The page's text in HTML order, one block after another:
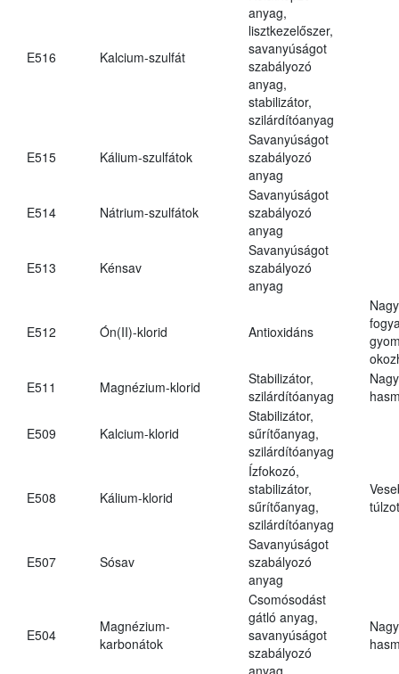
E516 Kalcium-szulfát
anyag,
lisztkezelőszer,
savanyúságot
szabályozó
anyag,
stabilizátor,
szilárdítóanyag
E515 Kálium-szulfátok
Savanyúságot
szabályozó
anyag
E514 Nátrium-szulfátok
Savanyúságot
szabályozó
anyag
E513 Kénsav
Savanyúságot
szabályozó
anyag
E512 Ón(II)-klorid Antioxidáns
E511
Magnézium-klorid
Stabilizátor,
szilárdítóanyag
E509 Kalcium-klorid
Stabilizátor,
sűrítőanyag,
szilárdítóanyag
E508 Kálium-klorid
Ízfokozó,
stabilizátor,
sűrítőanyag,
szilárdítóanyag
E507 Sósav
Savanyúságot
szabályozó
anyag
E504
Magnézium-
karbonátok
Csomósodást
gátló anyag,
savanyúságot
szabályozó
anyag